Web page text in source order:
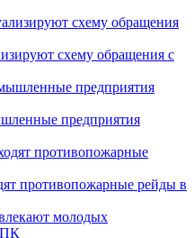
схему обращения с
предприятия
противопожарные рейды в